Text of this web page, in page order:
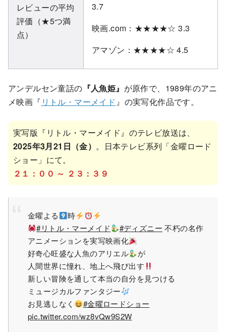
レビューの平均
評価（★5つ満
点）
3.7
映画.com：★★★★☆ 3.3
アマゾン：★★★★☆ 4.5
アンデルセン童話の 『人魚姫』 が原作で、1989年のアニ
メ映画『 リトル・マーメイド 』の実写化作品です。
実写版『リトル・マーメイド』のテレビ放送は、
2025年3月21日（金） 。日本テレビ系列「金曜ロード
ショー」にて。
２１：００ ～ ２３：３９
金曜よる
時
#リトル・マーメイド
#ディズニー 不朽の名作
アニメーションを実写映画化
好奇心旺盛な人魚のアリエル
が
人間世界に憧れ、地上へ飛び出す
新しい冒険を通して本当の自分を見つける
ミュージカルファンタジー
お見逃しなく
#金曜ロードショー
pic.twitter.com/wz8vQw9S2W